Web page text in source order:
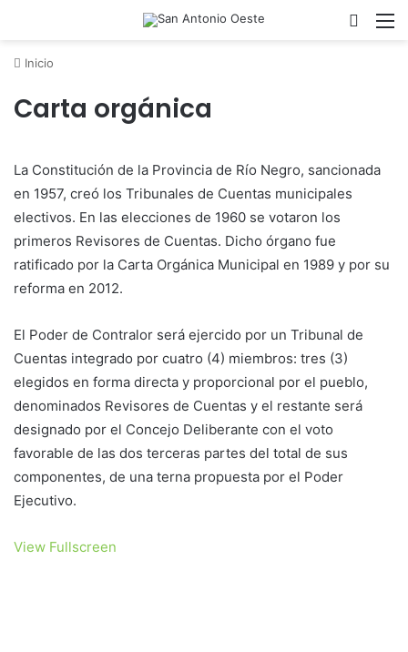
Inicio
Carta orgánica
La Constitución de la Provincia de Río Negro, sancionada
en 1957, creó los Tribunales de Cuentas municipales
electivos. En las elecciones de 1960 se votaron los
primeros Revisores de Cuentas. Dicho órgano fue
ratificado por la Carta Orgánica Municipal en 1989 y por su
reforma en 2012.
El Poder de Contralor será ejercido por un Tribunal de
Cuentas integrado por cuatro (4) miembros: tres (3)
elegidos en forma directa y proporcional por el pueblo,
denominados Revisores de Cuentas y el restante será
designado por el Concejo Deliberante con el voto
favorable de las dos terceras partes del total de sus
componentes, de una terna propuesta por el Poder
Ejecutivo.
View Fullscreen